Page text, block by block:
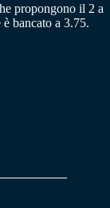
propongono il 2 a
bancato a 3.75.